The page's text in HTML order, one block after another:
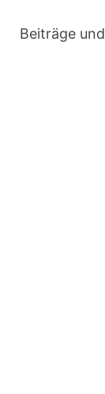
Beiträge